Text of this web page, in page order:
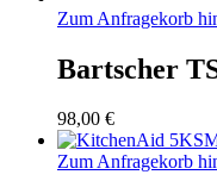
Zum Anfragekorb
Bartscher
98,00 €
Zum Anfragekorb